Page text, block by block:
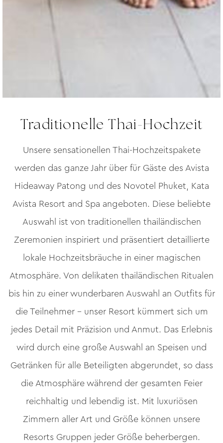
Traditionelle Thai-Hochzeit
Unsere sensationellen Thai-Hochzeitspakete
werden das ganze Jahr über für Gäste des Avista
Hideaway Patong und des Novotel Phuket, Kata
Avista Resort and Spa angeboten. Diese beliebte
Auswahl ist von traditionellen thailändischen
Zeremonien inspiriert und präsentiert detaillierte
lokale Hochzeitsbräuche in einer magischen
Atmosphäre. Von delikaten thailändischen Ritualen
bis hin zu einer wunderbaren Auswahl an Outfits für
die Teilnehmer – unser Resort kümmert sich um
jedes Detail mit Präzision und Anmut. Das Erlebnis
wird durch eine große Auswahl an Speisen und
Getränken für alle Beteiligten abgerundet, so dass
die Atmosphäre während der gesamten Feier
reichhaltig und lebendig ist. Mit luxuriösen
Zimmern aller Art und Größe können unsere
Resorts Gruppen jeder Größe beherbergen.